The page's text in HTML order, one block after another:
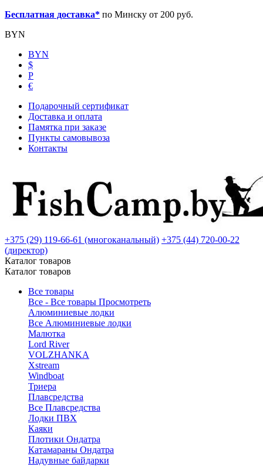
Бесплатная доставка* по Минску от 200 руб.
BYN
BYN
$
Р
€
Подарочный сертификат
Доставка и оплата
Памятка при заказе
Пункты самовывоза
Контакты
+375 (29) 119-66-61 (многоканальный) +375 (44) 720-00-22
(директор)
Каталог товаров
Каталог товаров
Все товары
Все - Все товары Просмотреть
Алюминиевые лодки
Все Алюминиевые лодки
Малютка
Lord River
VOLZHANKA
Xstream
Windboat
Триера
Плавсредства
Все Плавсредства
Лодки ПВХ
Каяки
Плотики Ондатра
Катамараны Ондатра
Надувные байдарки